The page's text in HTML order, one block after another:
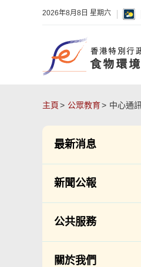
2026年8月8日 星期六
主頁 公眾教育 中心通訊
最新消息
新聞公報
公共服務
潔淨服務
關於我們